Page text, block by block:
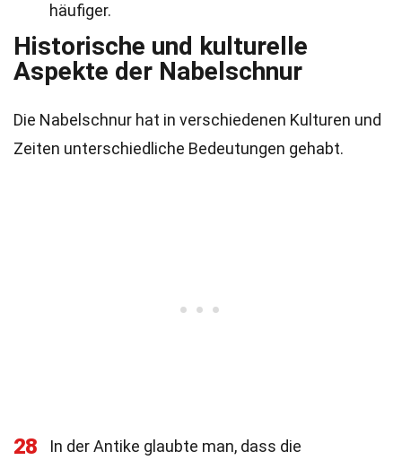
häufiger.
Historische und kulturelle
Aspekte der Nabelschnur
Die Nabelschnur hat in verschiedenen Kulturen und
Zeiten unterschiedliche Bedeutungen gehabt.
28
In der Antike glaubte man, dass die